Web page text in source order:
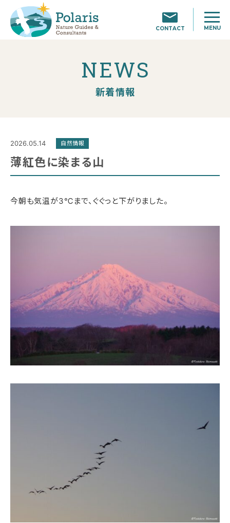
CONTACT MENU
NEWS
新着情報
2026.05.14 自然情報
薄紅色に染まる山
今朝も気温が3℃まで、ぐぐっと下がりました。